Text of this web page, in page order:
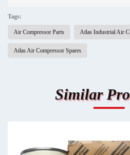
Tags:
Air Compressor Parts Atlas Industrial Air
Atlas Air Compressor Spares
Similar